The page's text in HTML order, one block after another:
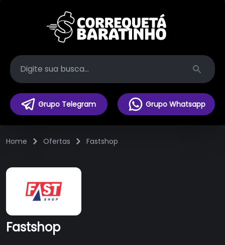
Search
Grupo Telegram Grupo Whatsapp
Home Ofertas Fastshop
Fastshop